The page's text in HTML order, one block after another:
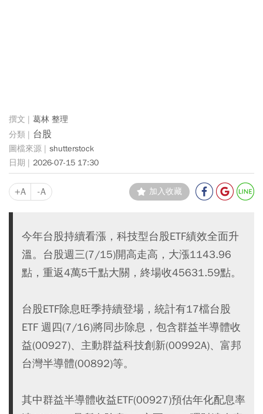
葛林 整理
台股
shutterstock
2026-07-15 17:30
+A -A 加入收藏
今年台股持續看漲，科技型台股ETF績效全面升
溫。台股週三(7/15)開高走高，大漲1143.96
點，重返4萬5千點大關，終場收45631.59點。
台股ETF除息旺季持續登場，統計有17檔台股
ETF 週四(7/16)將同步除息，包含群益半導體收
益(00927)、主動群益科技創新(00992A)、富邦
台灣半導體(00892)等。
其中群益半導體收益ETF(00927)預估年化配息率